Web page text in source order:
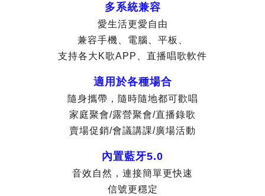
多系統兼容
愛生活更愛自由
兼容手機、電腦、平板、
支持各大K歌APP、直播唱歌軟件
適用於各種場合
隨身攜帶，隨時隨地都可歡唱
家庭聚會/露營聚會/直播錄歌
賣場促銷/會議講課/廣場活動
內置藍牙5.0
音效自然，連接簡單更快速
信號更穩定